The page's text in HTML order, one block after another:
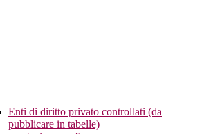
Enti di diritto privato controllati (da
pubblicare in tabelle)